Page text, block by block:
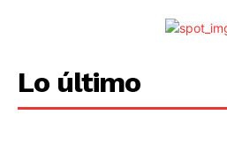
Lo último